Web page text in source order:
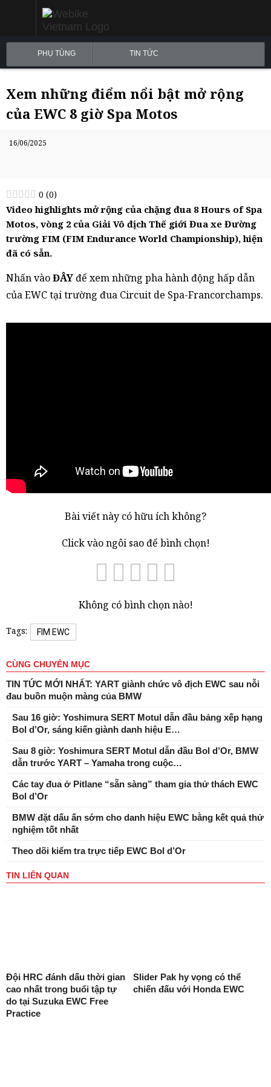
PHỤ TÙNG TIN TỨC
Xem những điểm nổi bật mở rộng
của EWC 8 giờ Spa Motos
16/06/2025
0 (0)
Video highlights mở rộng của chặng đua 8 Hours of Spa
Motos, vòng 2 của Giải Vô địch Thế giới Đua xe Đường
trường FIM (FIM Endurance World Championship), hiện
đã có sẵn.
Nhấn vàoĐÂYđể xem những pha hành động hấp dẫn
của EWC tại trường đua Circuit de Spa-Francorchamps.
Bài viết này có hữu ích không?
Click vào ngôi sao để bình chọn!
Không có bình chọn nào!
Tags: FIM EWC
CÙNG CHUYÊN MỤC
TIN TỨC MỚI NHẤT: YART giành chức vô địch EWC sau nỗi
đau buồn muộn màng của BMW
Sau 16 giờ: Yoshimura SERT Motul dẫn đầu bảng xếp hạng
Bol d’Or, sáng kiến ​​giành danh hiệu E…
Sau 8 giờ: Yoshimura SERT Motul dẫn đầu Bol d’Or, BMW
dẫn trước YART – Yamaha trong cuộc…
Các tay đua ở Pitlane “sẵn sàng” tham gia thử thách EWC
Bol d’Or
BMW đặt dấu ấn sớm cho danh hiệu EWC bằng kết quả thử
nghiệm tốt nhất
Theo dõi kiểm tra trực tiếp EWC Bol d’Or
TIN LIÊN QUAN
Đội HRC đánh dấu thời gian
cao nhất trong buổi tập tự
do tại Suzuka EWC Free
Practice
Slider Pak hy vọng có thể
chiến đấu với Honda EWC